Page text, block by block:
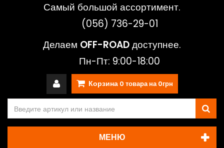
Самый большой ассортимент.
(056) 736-29-01
Делаем OFF-ROADдоступнее.
Пн-Пт: 9:00-18:00
Корзина 0 товара на 0грн
МЕНЮ